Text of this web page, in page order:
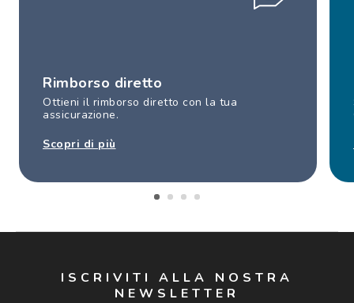
Rimborso diretto
Ottieni il rimborso diretto con la tua
assicurazione.
Scopri di più
ISCRIVITI ALLA NOSTRA
NEWSLETTER